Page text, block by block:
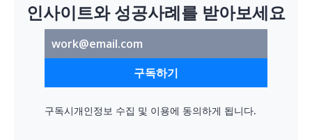
인사이트와 성공사례를 받아보세요
구독하기
구독시개인정보 수집 및 이용에 동의하게 됩니다.